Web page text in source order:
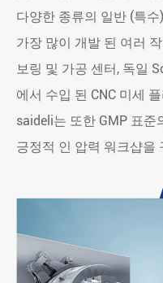
다양한 종류의 일반 (특
가장 많이 개발 된 여러
보링 및 가공 센터, 독일
에서 수입 된 CNC 미세
saideli는 또한 GMP 표준
긍정적 인 압력 워크샵을